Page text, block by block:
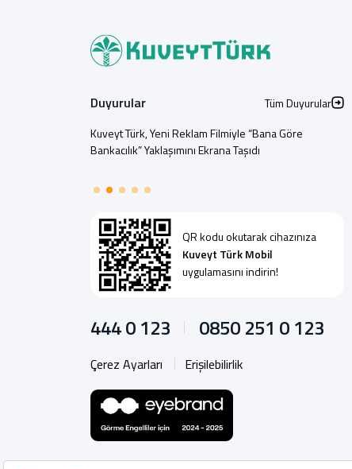
QR kodu okutarak cihazınıza
Kuveyt Türk Mobil
uygulamasını indirin!
Duyurular
Tüm Duyurular
Kuveyt Türk, Yeni Reklam Filmiyle “Bana Göre
Bankacılık” Yaklaşımını Ekrana Taşıdı
444 0 123 0850 251 0 123
Çerez Ayarları Erişilebilirlik